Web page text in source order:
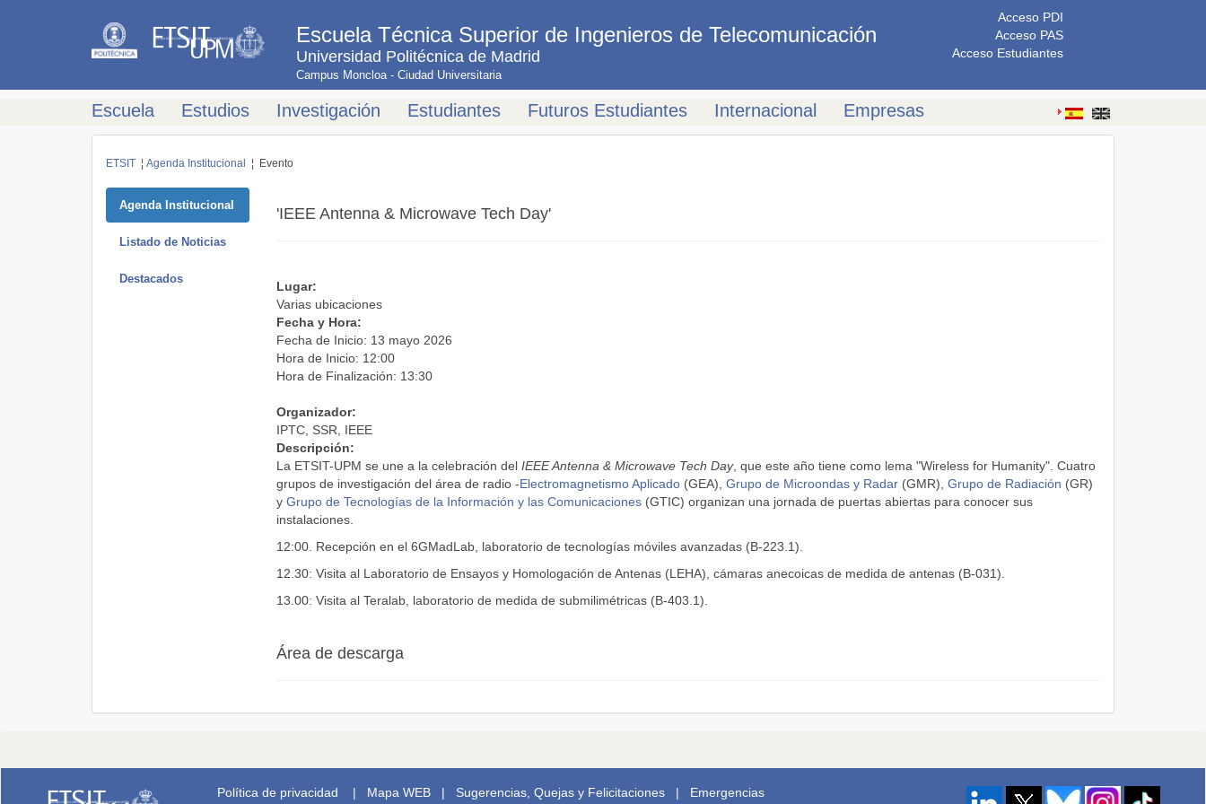
Escuela Técnica Superior de Ingenieros de Telecomunicación
Universidad Politécnica de Madrid
Campus Moncloa - Ciudad Universitaria
Acceso PDI
Acceso PAS
Acceso Estudiantes
Escuela Estudios Investigación Estudiantes Futuros Estudiantes Internacional Empresas
ETSIT ¦ Agenda Institucional ¦ Evento
Agenda Institucional
Listado de Noticias
Destacados
'IEEE Antenna & Microwave Tech Day'
Lugar:
Varias ubicaciones
Fecha y Hora:
Fecha de Inicio: 13 mayo 2026
Hora de Inicio: 12:00
Hora de Finalización: 13:30
Organizador:
IPTC, SSR, IEEE
Descripción:
La ETSIT-UPM se une a la celebración del IEEE Antenna & Microwave Tech Day, que este año tiene como lema "Wireless for Humanity". Cuatro
grupos de investigación del área de radio -Electromagnetismo Aplicado(GEA), Grupo de Microondas y Radar(GMR), Grupo de Radiación (GR)
y Grupo de Tecnologías de la Información y las Comunicaciones(GTIC) organizan una jornada de puertas abiertas para conocer sus
instalaciones.
12:00. Recepción en el 6GMadLab, laboratorio de tecnologías móviles avanzadas (B-223.1).
12.30: Visita al Laboratorio de Ensayos y Homologación de Antenas (LEHA), cámaras anecoicas de medida de antenas (B-031).
13.00: Visita al Teralab, laboratorio de medida de submilimétricas (B-403.1).
Área de descarga
Política de privacidad | Mapa WEB| Sugerencias, Quejas y Felicitaciones| Emergencias